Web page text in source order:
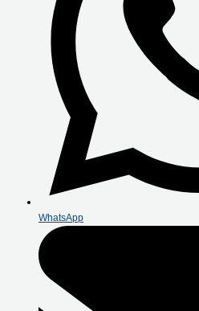
WhatsApp